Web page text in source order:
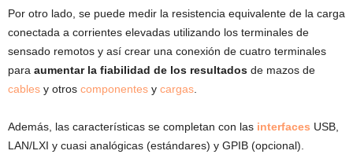
Por otro lado, se puede medir la resistencia equivalente de la carga
conectada a corrientes elevadas utilizando los terminales de
sensado remotos y así crear una conexión de cuatro terminales
para aumentar la fiabilidad de los resultados de mazos de
cables y otros componentes y cargas
Además, las características se completan con las interfaces USB,
LAN/LXI y cuasi analógicas (estándares) y GPIB (opcional).